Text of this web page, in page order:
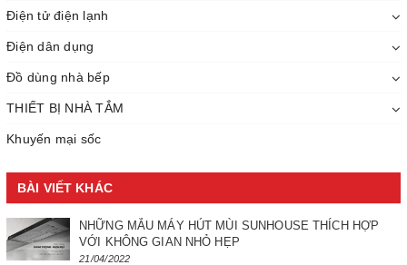
Điện tử điện lạnh
Điện dân dụng
Đồ dùng nhà bếp
THIẾT BỊ NHÀ TẮM
Khuyến mại sốc
BÀI VIẾT KHÁC
NHỮNG MẪU MÁY HÚT MÙI SUNHOUSE THÍCH HỢP
VỚI KHÔNG GIAN NHỎ HẸP
21/04/2022